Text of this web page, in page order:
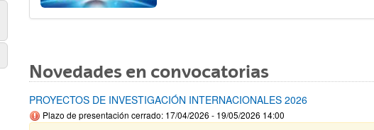
Novedades en convocatorias
PROYECTOS DE INVESTIGACIÓN INTERNACIONALES 2026
Plazo de presentación cerrado: 17/04/2026 - 19/05/2026 14:00